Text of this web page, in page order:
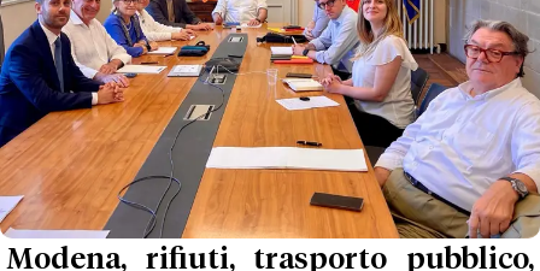
Modena, rifiuti, trasporto pubblico,